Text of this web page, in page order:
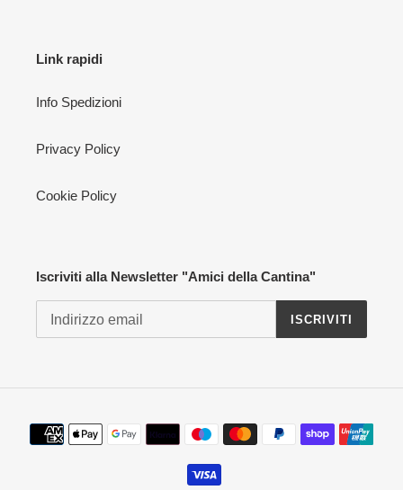
Link rapidi
Info Spedizioni
Privacy Policy
Cookie Policy
Iscriviti alla Newsletter "Amici della Cantina"
ISCRIVITI
Metodi
di
pagamento